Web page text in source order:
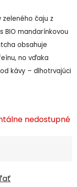
čaju z
BIO mandarínkovou
obsahuje
no vďaka
kávy – dlhotrvajúci
nedostupné